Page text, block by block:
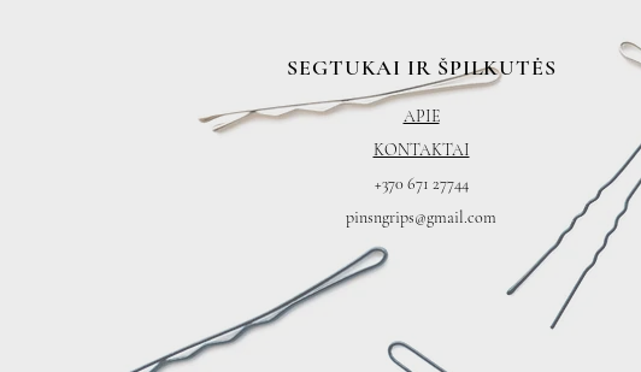
SEGTUKAI IR ŠPILKUTĖS
APIE
KONTAKTAI
+370 671 27744
pinsngrips@gmail.com